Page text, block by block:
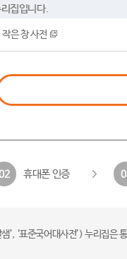
집입니다.
작은 창 사전
휴대폰 인증
’, ‘표준국어대사전’) 누리집